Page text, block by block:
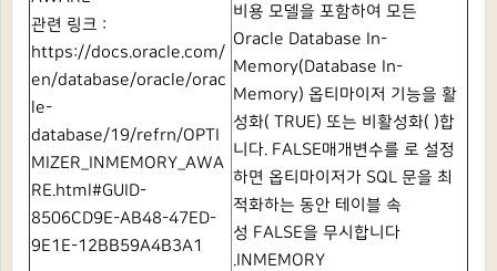
관련 링크 :
https://docs.oracle.com/
en/database/oracle/orac
le-
database/19/refrn/OPTI
MIZER_INMEMORY_AWA
RE.html#GUID-
8506CD9E-AB48-47ED-
9E1E-12BB59A4B3A1
비용 모델을 포함하여 모든
Oracle Database In-
Memory(Database In-
Memory) 옵티마이저 기능을 활
성화( TRUE) 또는 비활성화( )합
니다. FALSE매개변수를 로 설정
하면 옵티마이저가 SQL 문을 최
적화하는 동안 테이블 속
성 FALSE을 무시합니다
.INMEMORY